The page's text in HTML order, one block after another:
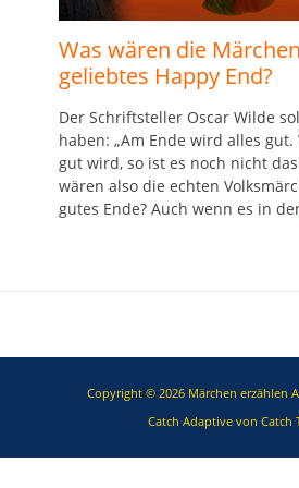
Was wären die
geliebtes Happy End?
Der Schriftsteller Oscar Wilde
haben: „Am Ende wird alles
gut wird, so ist es noch nicht das
wären also die echten
gutes Ende? Auch wenn es in
Copyright © 2026 Märchen erzählen
Catch Adaptive von Catch